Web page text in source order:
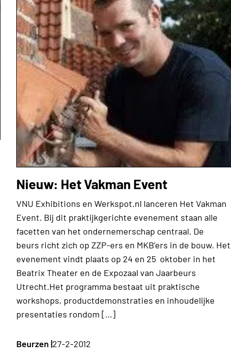
Nieuw: Het Vakman Event
VNU Exhibitions en Werkspot.nl lanceren Het Vakman
Event. Bij dit praktijkgerichte evenement staan alle
facetten van het ondernemerschap centraal. De
beurs richt zich op ZZP-ers en MKB’ers in de bouw. Het
evenement vindt plaats op 24 en 25 oktober in het
Beatrix Theater en de Expozaal van Jaarbeurs
Utrecht.Het programma bestaat uit praktische
workshops, productdemonstraties en inhoudelijke
presentaties rondom […]
Beurzen |27-2-2012